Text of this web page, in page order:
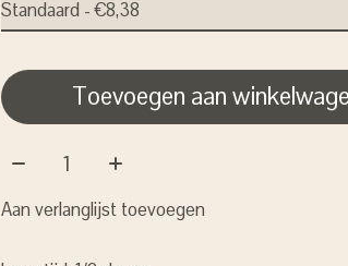
Toevoegen aan
Aantal:
Aan verlanglijst toevoegen